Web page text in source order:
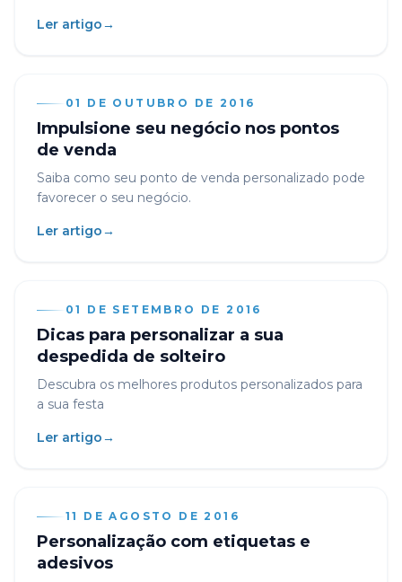
Ler artigo→
01 DE OUTUBRO DE 2016
Impulsione seu negócio nos pontos
de venda
Saiba como seu ponto de venda personalizado pode
favorecer o seu negócio.
Ler artigo→
01 DE SETEMBRO DE 2016
Dicas para personalizar a sua
despedida de solteiro
Descubra os melhores produtos personalizados para
a sua festa
Ler artigo→
11 DE AGOSTO DE 2016
Personalização com etiquetas e
adesivos